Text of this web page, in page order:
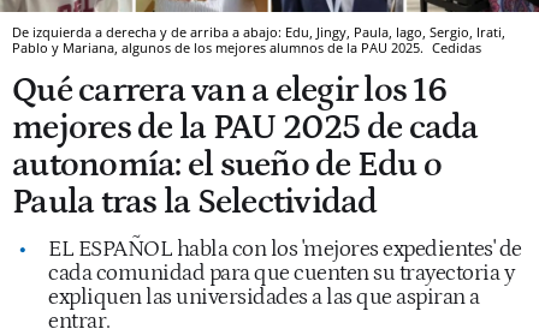
De izquierda a derecha y de arriba a abajo: Edu, Jingy, Paula, Iago, Sergio, Irati,
Pablo y Mariana, algunos de los mejores alumnos de la PAU 2025. Cedidas
Qué carrera van a elegir los 16
mejores de la PAU 2025 de cada
autonomía: el sueño de Edu o
Paula tras la Selectividad
EL ESPAÑOL habla con los 'mejores expedientes' de
cada comunidad para que cuenten su trayectoria y
expliquen las universidades a las que aspiran a
entrar.